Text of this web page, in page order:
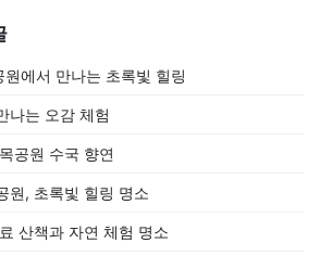
에서 만나는 초록빛 힐링
나는 오감 체험
공원 수국 향연
원, 초록빛 힐링 명소
산책과 자연 체험 명소